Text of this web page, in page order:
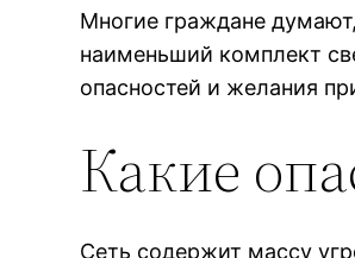
Многие граждане
наименьший комплект
опасностей и желания
Какие
Сеть содержит массу